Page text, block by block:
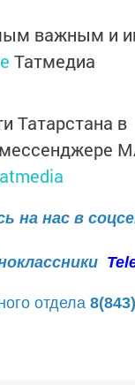
важным и
Татмедиа
Татарстана в
на нас в
отдела